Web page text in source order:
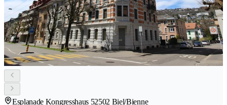
Esplanade Kongresshaus 52502 Biel/Bienne